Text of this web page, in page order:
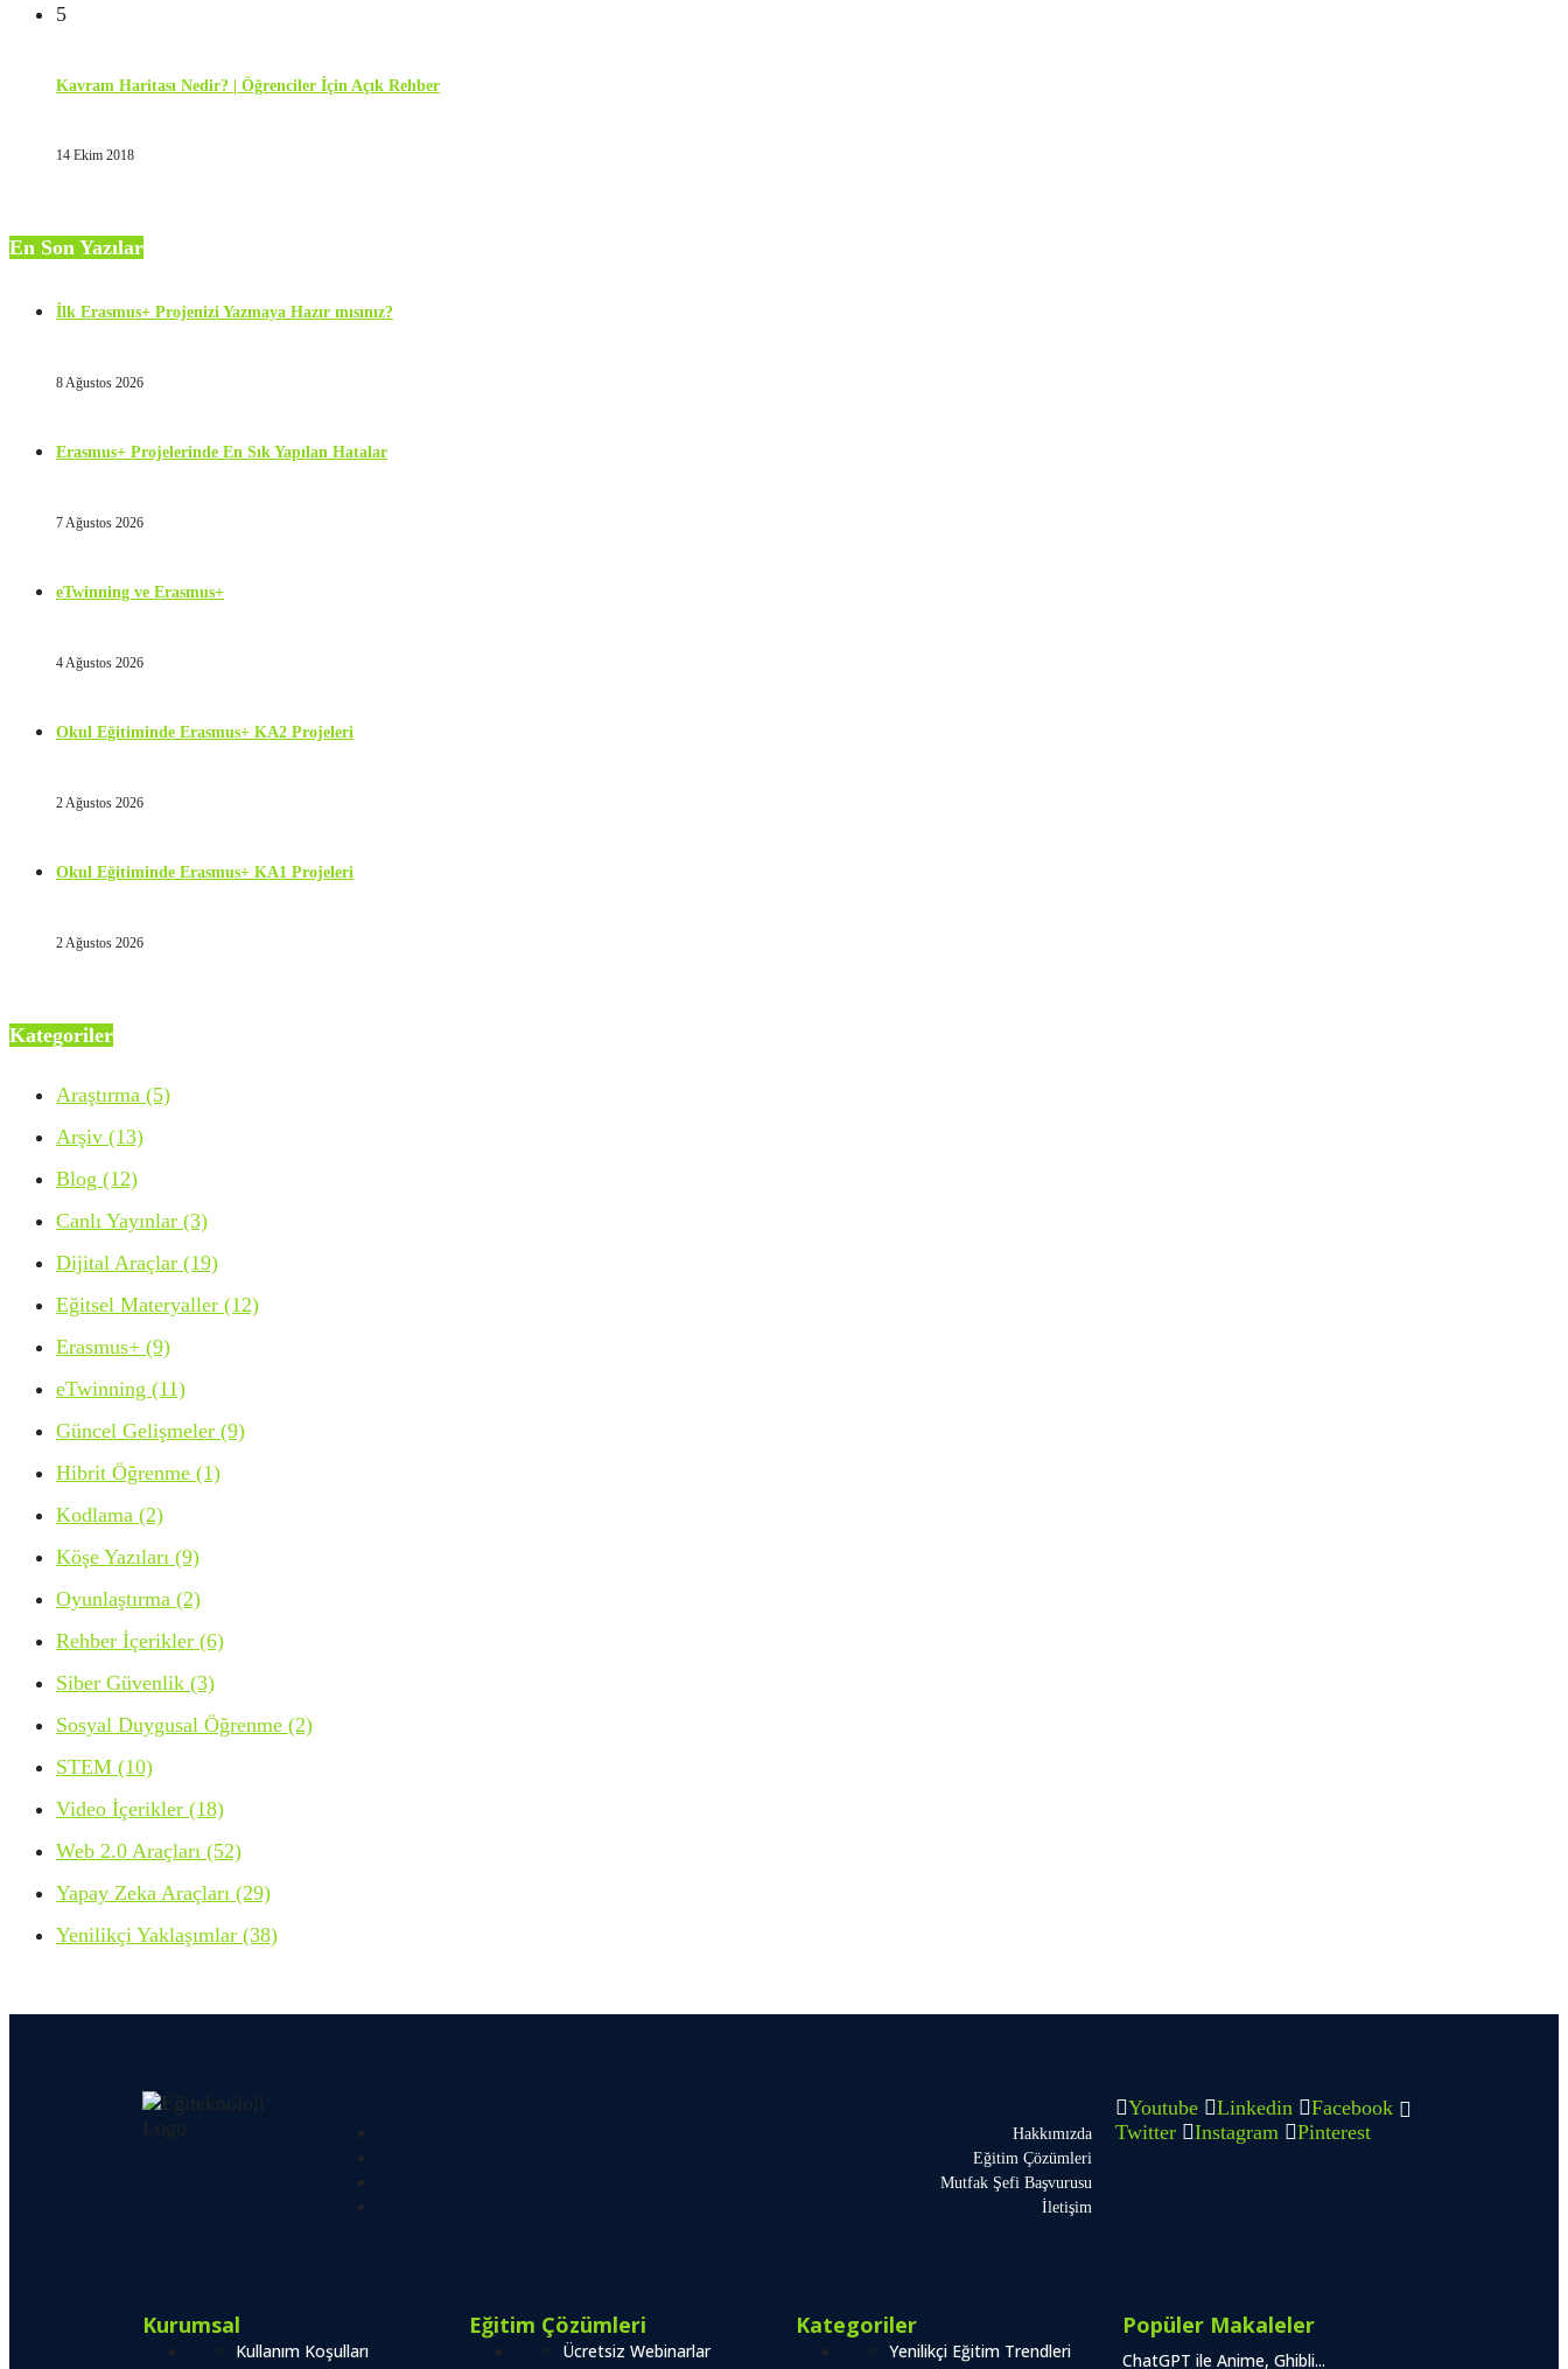
5
Kavram Haritası Nedir? | Öğrenciler İçin Açık Rehber
14 Ekim 2018
En Son Yazılar
İlk Erasmus+ Projenizi Yazmaya Hazır mısınız?
8 Ağustos 2026
Erasmus+ Projelerinde En Sık Yapılan Hatalar
7 Ağustos 2026
eTwinning ve Erasmus+
4 Ağustos 2026
Okul Eğitiminde Erasmus+ KA2 Projeleri
2 Ağustos 2026
Okul Eğitiminde Erasmus+ KA1 Projeleri
2 Ağustos 2026
Kategoriler
Araştırma (5)
Arşiv (13)
Blog (12)
Canlı Yayınlar (3)
Dijital Araçlar (19)
Eğitsel Materyaller (12)
Erasmus+ (9)
eTwinning (11)
Güncel Gelişmeler (9)
Hibrit Öğrenme (1)
Kodlama (2)
Köşe Yazıları (9)
Oyunlaştırma (2)
Rehber İçerikler (6)
Siber Güvenlik (3)
Sosyal Duygusal Öğrenme (2)
STEM (10)
Video İçerikler (18)
Web 2.0 Araçları (52)
Yapay Zeka Araçları (29)
Yenilikçi Yaklaşımlar (38)
Kurumsal
Kullanım Koşulları
Eğitim Çözümleri
Ücretsiz Webinarlar
Kategoriler
Yenilikçi Eğitim Trendleri
Popüler Makaleler
ChatGPT ile Anime, Ghibli...
Hakkımızda
Eğitim Çözümleri
Mutfak Şefi Başvurusu
İletişim
Youtube Linkedin
Facebook
Twitter
Instagram Pinterest